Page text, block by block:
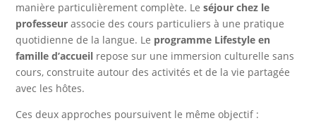
manière particulièrement complète. Leséjour chez le
professeur associe des cours particuliers à une pratique
quotidienne de la langue. Le programme Lifestyle en
famille d’accueil repose sur une immersion culturelle sans
cours, construite autour des activités et de la vie partagée
avec les hôtes.
Ces deux approches poursuivent le même objectif :